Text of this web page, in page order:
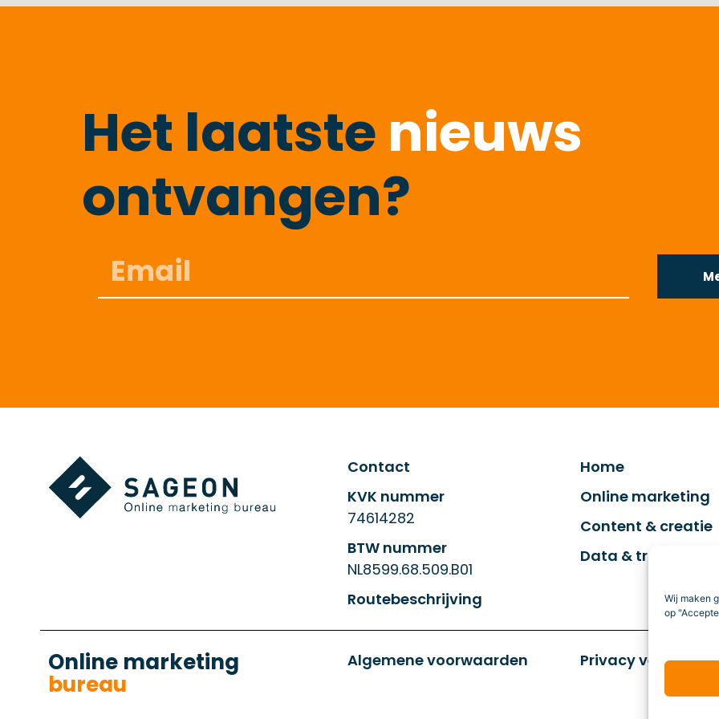
Wij maken
op
Het laatste nieuws
ontvangen?
Contact
KVK nummer
74614282
BTW nummer
NL8599.68.509.B01
Routebeschrijving
Home
Online marketing
Content & creatie
Data & tracking
Online marketing
bureau
Algemene voorwaarden Privacy verklaring